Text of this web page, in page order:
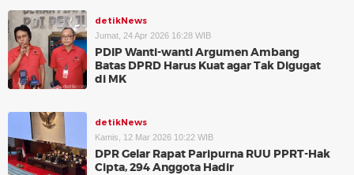
detikNews
Jumat, 24 Apr 2026 16:28 WIB
PDIP Wanti-wanti Argumen Ambang
Batas DPRD Harus Kuat agar Tak Digugat
di MK
detikNews
Kamis, 12 Mar 2026 10:22 WIB
DPR Gelar Rapat Paripurna RUU PPRT-Hak
Cipta, 294 Anggota Hadir